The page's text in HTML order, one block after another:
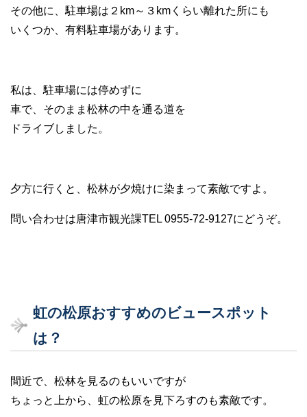
その他に、駐車場は２km～３kmくらい離れた所にも
いくつか、有料駐車場があります。
私は、駐車場には停めずに
車で、そのまま松林の中を通る道を
ドライブしました。
夕方に行くと、松林が夕焼けに染まって素敵ですよ。
問い合わせは唐津市観光課TEL 0955-72-9127にどうぞ。
虹の松原おすすめのビュースポット
は？
間近で、松林を見るのもいいですが
ちょっと上から、虹の松原を見下ろすのも素敵です。